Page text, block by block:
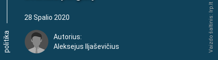
politika
28 Spalio 2020
Autorius:
Aleksejus Iljaševičius
Vaizdo šaltinis: lrp.lt